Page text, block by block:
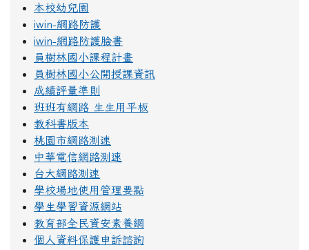
本校幼兒園
iwin-網路防護
iwin-網路防護臉書
員樹林國小課程計畫
員樹林國小公開授課資訊
成績評量準則
班班有網路 生生用平板
教科書版本
桃園市網路測速
中華電信網路測速
台大網路測速
學校場地使用管理要點
學生學習資源網站
教育部全民資安素養網
個人資料保護申訴諮詢